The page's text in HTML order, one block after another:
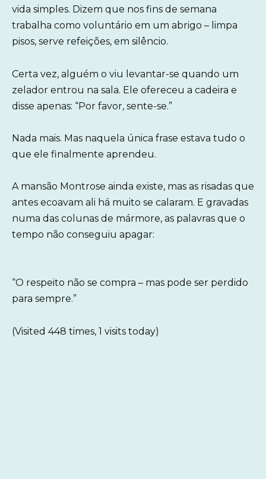
vida simples. Dizem que nos fins de semana
trabalha como voluntário em um abrigo – limpa
pisos, serve refeições, em silêncio.
Certa vez, alguém o viu levantar-se quando um
zelador entrou na sala. Ele ofereceu a cadeira e
disse apenas: “Por favor, sente-se.”
Nada mais. Mas naquela única frase estava tudo o
que ele finalmente aprendeu.
A mansão Montrose ainda existe, mas as risadas que
antes ecoavam ali há muito se calaram. E gravadas
numa das colunas de mármore, as palavras que o
tempo não conseguiu apagar:
“O respeito não se compra – mas pode ser perdido
para sempre.”
(Visited 448 times, 1 visits today)